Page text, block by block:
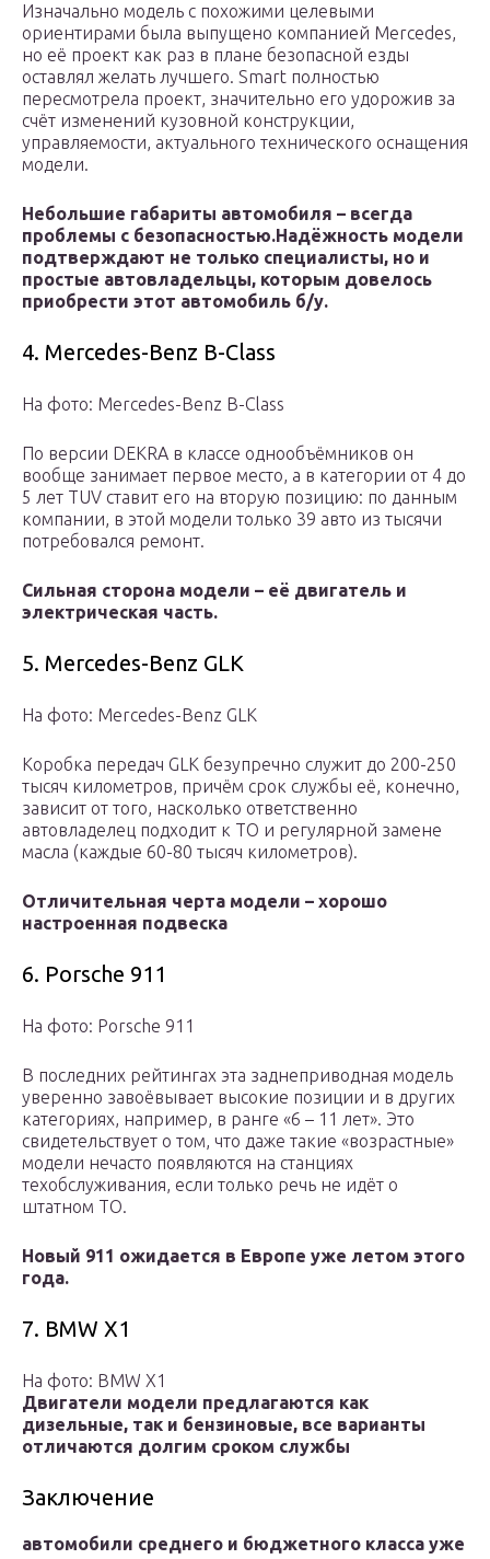
Изначально модель с похожими целевыми
ориентирами была выпущено компанией Mercedes,
но её проект как раз в плане безопасной езды
оставлял желать лучшего. Smart полностью
пересмотрела проект, значительно его удорожив за
счёт изменений кузовной конструкции,
управляемости, актуального технического оснащения
модели.
Небольшие габариты автомобиля – всегда
проблемы с безопасностью.Надёжность модели
подтверждают не только специалисты, но и
простые автовладельцы, которым довелось
приобрести этот автомобиль б/у.
4. Mercedes-Benz B-Class
На фото: Mercedes-Benz B-Class
По версии DEKRA в классе однообъёмников он
вообще занимает первое место, а в категории от 4 до
5 лет TUV ставит его на вторую позицию: по данным
компании, в этой модели только 39 авто из тысячи
потребовался ремонт.
Сильная сторона модели – её двигатель и
электрическая часть.
5. Mercedes-Benz GLK
На фото: Mercedes-Benz GLK
Коробка передач GLK безупречно служит до 200-250
тысяч километров, причём срок службы её, конечно,
зависит от того, насколько ответственно
автовладелец подходит к ТО и регулярной замене
масла (каждые 60-80 тысяч километров).
Отличительная черта модели – хорошо
настроенная подвеска
6. Porsche 911
На фото: Porsche 911
В последних рейтингах эта заднеприводная модель
уверенно завоёвывает высокие позиции и в других
категориях, например, в ранге «6 – 11 лет». Это
свидетельствует о том, что даже такие «возрастные»
модели нечасто появляются на станциях
техобслуживания, если только речь не идёт о
штатном ТО.
Новый 911 ожидается в Европе уже летом этого
года.
7. BMW X1
На фото: BMW X1
Двигатели модели предлагаются как
дизельные, так и бензиновые, все варианты
отличаются долгим сроком службы
Заключение
автомобили среднего и бюджетного класса уже